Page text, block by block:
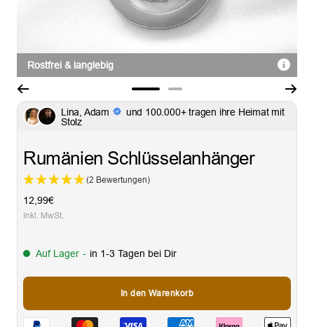
Rostfrei & langlebig
Slide
Slide
Lina, Adam
und 100.000+ tragen ihre Heimat mit
Stolz
Rumänien Schlüsselanhänger
(2 Bewertungen)
Angebotspreis
12,99€
Inkl. MwSt.
Auf Lager - in 1-3 Tagen bei Dir
In den Warenkorb